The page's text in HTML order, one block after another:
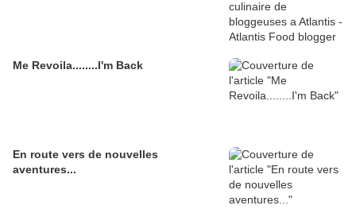
Me Revoila........I'm Back
En route vers de nouvelles
aventures...